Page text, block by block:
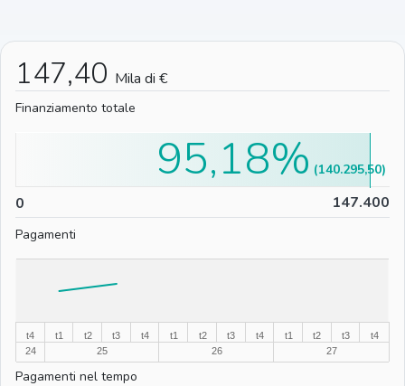
147,40 Mila di €
Finanziamento totale
0 147.400
95,18% (140.295,50)
Pagamenti
t4
24
t1
25
t2 t3 t4
t1
26
t2 t3 t4
t1
27
t2 t3 t4
Pagamenti nel tempo